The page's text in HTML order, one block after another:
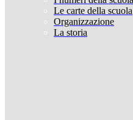
Le carte della scuola
Organizzazione
La storia